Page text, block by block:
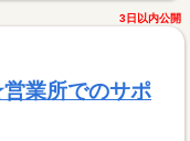
3日以内公開
業所でのサポ